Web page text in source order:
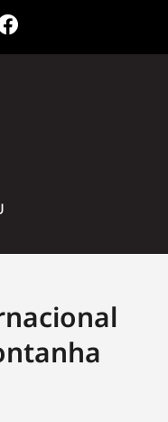
Facebook